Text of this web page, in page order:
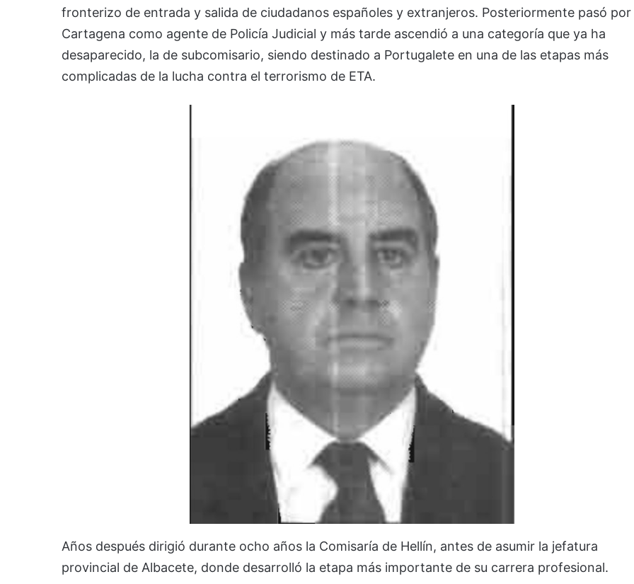
fronterizo de entrada y salida de ciudadanos españoles y extranjeros. Posteriormente pasó por
Cartagena como agente de Policía Judicial y más tarde ascendió a una categoría que ya ha
desaparecido, la de subcomisario, siendo destinado a Portugalete en una de las etapas más
complicadas de la lucha contra el terrorismo de ETA.
Años después dirigió durante ocho años la Comisaría de Hellín, antes de asumir la jefatura
provincial de Albacete, donde desarrolló la etapa más importante de su carrera profesional.